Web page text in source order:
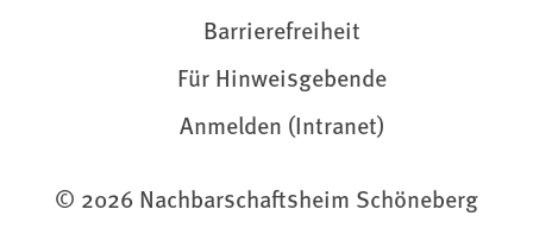
Barrierefreiheit
Für Hinweisgebende
Anmelden (Intranet)
© 2026 Nachbarschaftsheim Schöneberg